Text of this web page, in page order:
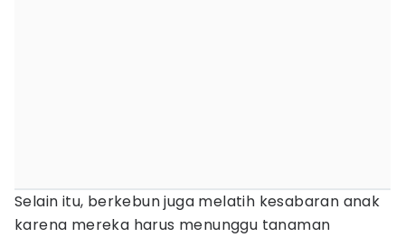
Selain itu, berkebun juga melatih kesabaran anak
karena mereka harus menunggu tanaman